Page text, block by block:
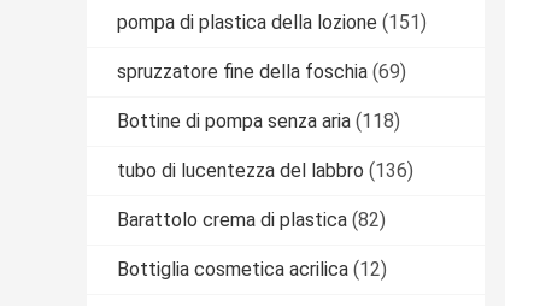
pompa di plastica della lozione (151)
spruzzatore fine della foschia (69)
Bottine di pompa senza aria (118)
tubo di lucentezza del labbro (136)
Barattolo crema di plastica (82)
Bottiglia cosmetica acrilica (12)